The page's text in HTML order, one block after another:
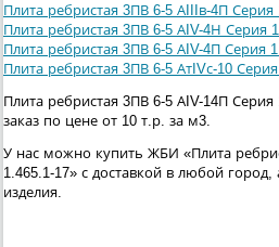
Плита ребристая 3ПВ 6-5 АIIIв-4П Серия
Плита ребристая 3ПВ 6-5 АIV-4Н Серия
Плита ребристая 3ПВ 6-5 АIV-4П Серия
Плита ребристая 3ПВ 6-5 АтIVс-10
Плита ребристая 3ПВ 6-5 АIV-14П
заказ по цене от 10 т.р. за м3.
У нас можно купить ЖБИ «Плита
1.465.1-17» с доставкой в любой
изделия.